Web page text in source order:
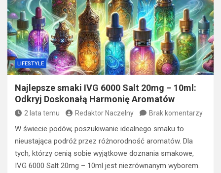
LIFESTYLE
Najlepsze smaki IVG 6000 Salt 20mg – 10ml:
Odkryj Doskonałą Harmonię Aromatów
2 lata temu Redaktor Naczelny Brak komentarzy
W świecie podów, poszukiwanie idealnego smaku to
nieustająca podróż przez różnorodność aromatów. Dla
tych, którzy cenią sobie wyjątkowe doznania smakowe,
IVG 6000 Salt 20mg – 10ml jest niezrównanym wyborem.